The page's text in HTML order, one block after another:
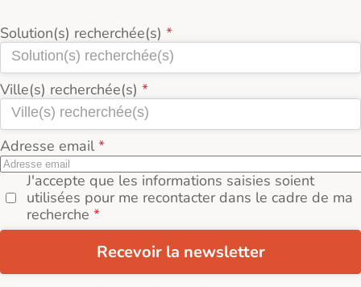
Solution(s) recherchée(s)
Ville(s) recherchée(s)
Adresse email
J'accepte que les informations saisies soient
utilisées pour me recontacter dans le cadre de ma
recherche
Recevoir la newsletter